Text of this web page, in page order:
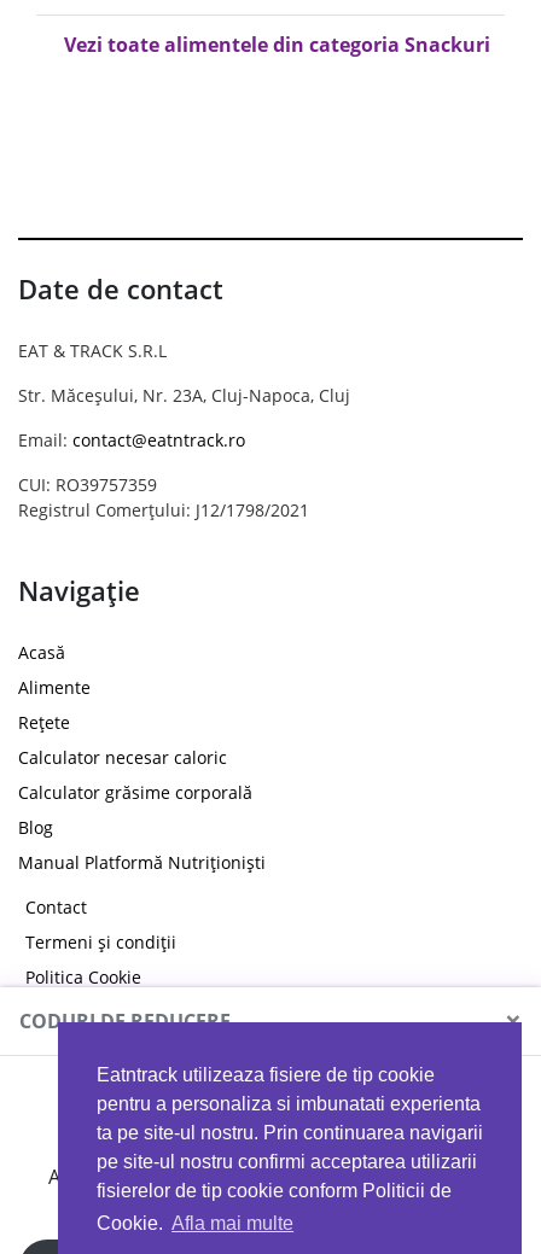
Eatntrack utilizeaza fisiere de tip cookie
pentru a personaliza si imbunatati experienta
ta pe site-ul nostru. Prin continuarea navigarii
pe site-ul nostru confirmi acceptarea utilizarii
fisierelor de tip cookie conform Politicii de
Cookie. Afla mai multe
Vezi toate alimentele din categoria Snackuri
Date de contact
EAT & TRACK S.R.L
Str. Măceșului, Nr. 23A, Cluj-Napoca, Cluj
Email: contact@eatntrack.ro
CUI: RO39757359
Registrul Comerțului: J12/1798/2021
Navigație
Acasă
Alimente
Rețete
Calculator necesar caloric
Calculator grăsime corporală
Blog
Manual Platformă Nutriționiști
Contact
Termeni și condiții
Politica Cookie
Politica de confidențialitate
CODURI DE REDUCERE ×
MYPROTEIN
Ai 40%reducere la orice comandă folosind codul
EATTRACK